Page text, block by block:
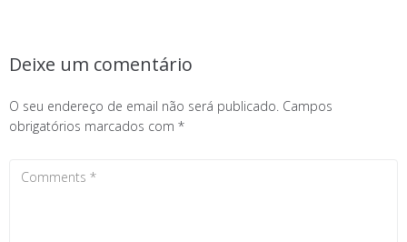
Deixe um comentário
O seu endereço de email não será publicado. Campos
obrigatórios marcados com *